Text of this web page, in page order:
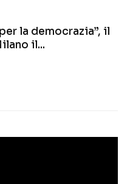
la democrazia”, il
il...